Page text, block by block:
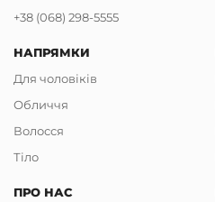
+38 (068) 298-5555
НАПРЯМКИ
Для чоловіків
Обличчя
Волосся
Тіло
ПРО НАС